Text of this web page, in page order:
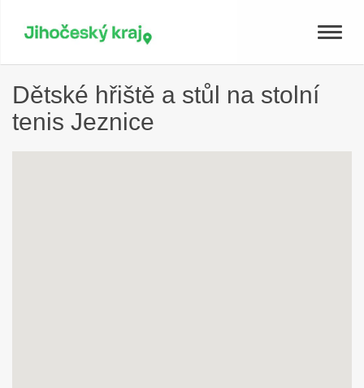
Toggle
Dětské hřiště a stůl na stolní
tenis Jeznice